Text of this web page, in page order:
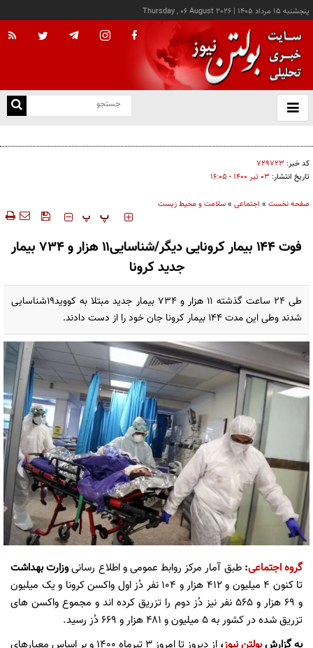
پنجشنبه ۱۵ مرداد ۱۴۰۵ |
Thursday , 06 August 2026
باز
و
کد خبر: ۷۲۹۷۲۳
تاریخ انتشار: ۰۳ تير ۱۴۰۰ - ۱۶:۰۵
صفحه نخست » اجتماعی »سلامت و محیط زیست
‍‍‍ پ پ
فوت ۱۴۴ بیمار کرونایی دیگر/شناسایی۱۱ هزار و ۷۳۴ بیمار
جدید کرونا
طی ۲۴ ساعت گذشته ۱۱ هزار و ۷۳۴ بیمار جدید مبتلا به کووید۱۹شناسایی
شدند وطی این مدت ۱۴۴ بیمار کرونا جان خود را از دست دادند.
گروه اجتماعی: طبق آمار مرکز روابط عمومی و اطلاع رسانیوزارت بهداشت
تا کنون ۴ میلیون و ۴۱۲ هزار و ۱۰۴ نفر دُز اول واکسن کرونا و یک میلیون
و ۶۹ هزار و ۵۶۵ نفر نیز دُز دوم را تزریق کرده اند و مجموع واکسن های
تزریق شده در کشور به ۵ میلیون و ۴۸۱ هزار و ۶۶۹ دُز رسید.